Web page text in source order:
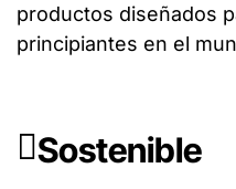
productos diseñados
principiantes en el
Sostenible